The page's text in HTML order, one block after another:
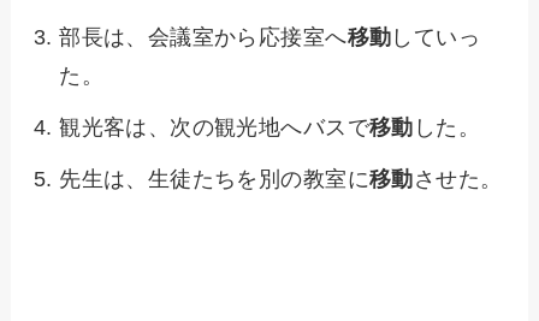
部長は、会議室から応接室へ移動 していっ
た。
観光客は、次の観光地へバスで移動 した。
先生は、生徒たちを別の教室に移動させた。